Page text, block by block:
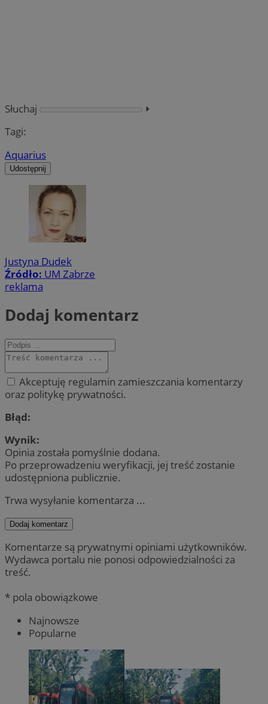
Słuchaj
⏵︎
Tagi:
Aquarius
Udostępnij
Justyna Dudek
Źródło: UM Zabrze
reklama
Dodaj komentarz
Akceptuję regulamin zamieszczania komentarzy
oraz politykę prywatności.
Błąd:
Wynik:
Opinia została pomyślnie dodana.
Po przeprowadzeniu weryfikacji, jej treść zostanie
udostępniona publicznie.
Trwa wysyłanie komentarza ...
Dodaj komentarz
Komentarze są prywatnymi opiniami użytkowników.
Wydawca portalu nie ponosi odpowiedzialności za
treść.
* pola obowiązkowe
Najnowsze
Popularne